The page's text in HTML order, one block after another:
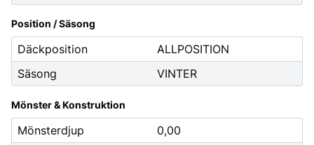
Position / Säsong
Däckposition
ALLPOSITION
Säsong
VINTER
Mönster & Konstruktion
Mönsterdjup
0,00